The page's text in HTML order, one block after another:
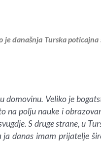
današnja Turska poticajna
domovinu. Veliko je
na polju nauke i
S druge strane, u
danas imam prijatelje